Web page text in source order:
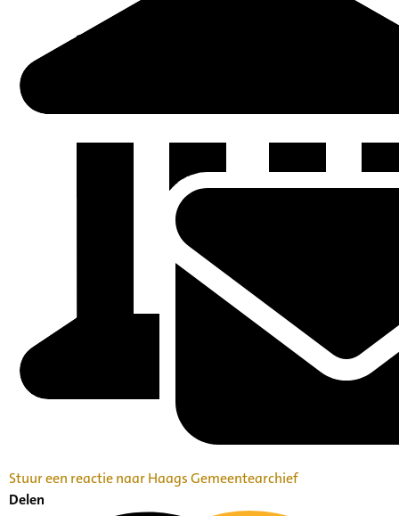
Stuur een reactie naar Haags Gemeentearchief
Delen